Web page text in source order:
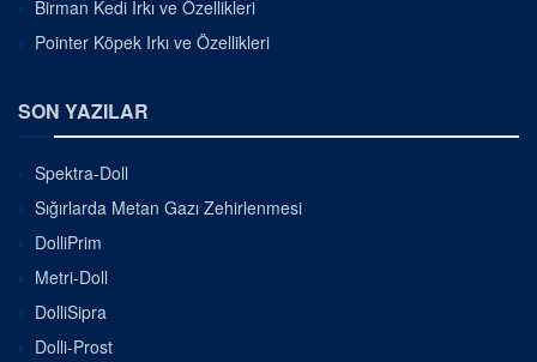
Birman Kedi Irkı ve Özellikleri
Pointer Köpek Irkı ve Özellikleri
SON YAZILAR
Spektra-Doll
Sığırlarda Metan Gazı Zehirlenmesi
DolliPrim
Metri-Doll
DolliSipra
Dolli-Prost